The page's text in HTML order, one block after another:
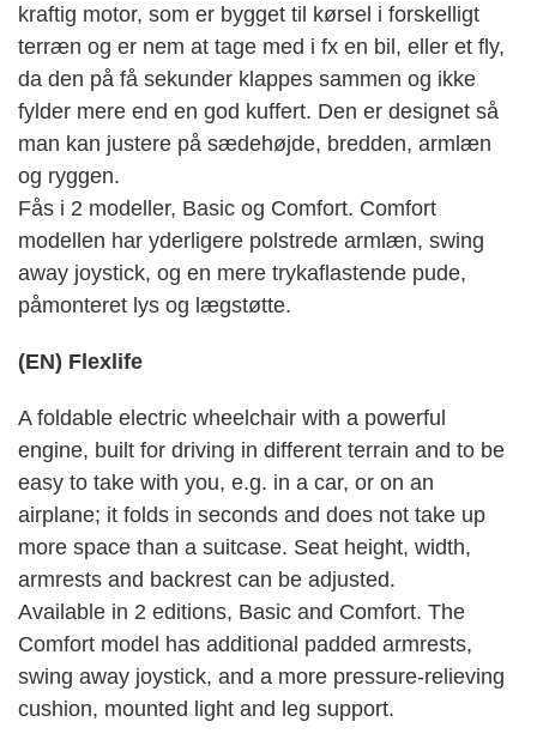
kraftig motor, som er bygget til kørsel i forskelligt
terræn og er nem at tage med i fx en bil, eller et fly,
da den på få sekunder klappes sammen og ikke
fylder mere end en god kuffert. Den er designet så
man kan justere på sædehøjde, bredden, armlæn
og ryggen.
Fås i 2 modeller, Basic og Comfort. Comfort
modellen har yderligere polstrede armlæn, swing
away joystick, og en mere trykaflastende pude,
påmonteret lys og lægstøtte.
(EN) Flexlife
A foldable electric wheelchair with a powerful
engine, built for driving in different terrain and to be
easy to take with you, e.g. in a car, or on an
airplane; it folds in seconds and does not take up
more space than a suitcase. Seat height, width,
armrests and backrest can be adjusted.
Available in 2 editions, Basic and Comfort. The
Comfort model has additional padded armrests,
swing away joystick, and a more pressure-relieving
cushion, mounted light and leg support.